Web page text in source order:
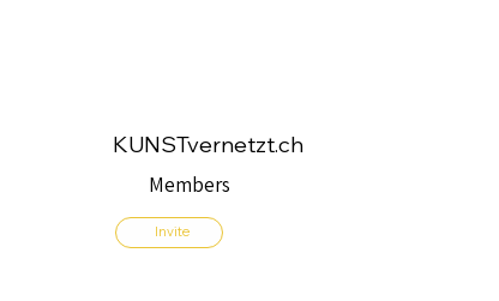
Members
Invite
KUNSTvernetzt.ch